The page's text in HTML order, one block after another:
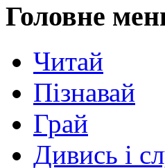
Головне
Читай
Пізнавай
Грай
Дивись і